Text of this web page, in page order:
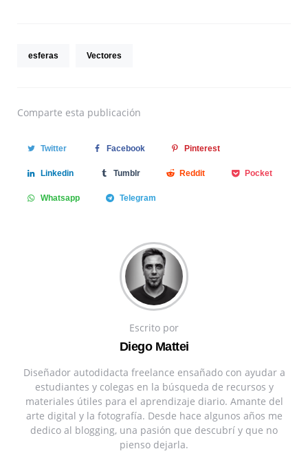
esferas Vectores
Comparte esta publicación
Twitter Facebook Pinterest
Linkedin Tumblr Reddit Pocket
Whatsapp Telegram
Escrito por
Diego Mattei
Diseñador autodidacta freelance ensañado con ayudar a
estudiantes y colegas en la búsqueda de recursos y
materiales útiles para el aprendizaje diario. Amante del
arte digital y la fotografía. Desde hace algunos años me
dedico al blogging, una pasión que descubrí y que no
pienso dejarla.